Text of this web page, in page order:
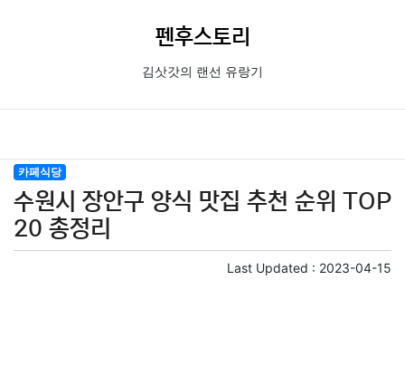
펜후스토리
김삿갓의 랜선 유랑기
카페식당
수원시 장안구 양식 맛집 추천 순위 TOP
20 총정리
Last Updated : 2023-04-15